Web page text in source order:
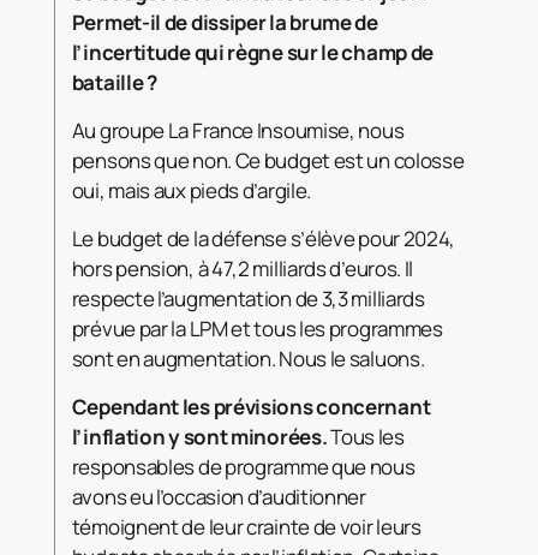
Permet-il de dissiper la brume de
l’incertitude qui règne sur le champ de
bataille ?
Au groupe La France Insoumise, nous
pensons que non. Ce budget est un colosse
oui, mais aux pieds d’argile.
Le budget de la défense s’élève pour 2024,
hors pension, à 47,2 milliards d’euros. Il
respecte l’augmentation de 3,3 milliards
prévue par la LPM et tous les programmes
sont en augmentation. Nous le saluons.
Cependant les prévisions concernant
l’inflation y sont minorées.Tous les
responsables de programme que nous
avons eu l’occasion d’auditionner
témoignent de leur crainte de voir leurs